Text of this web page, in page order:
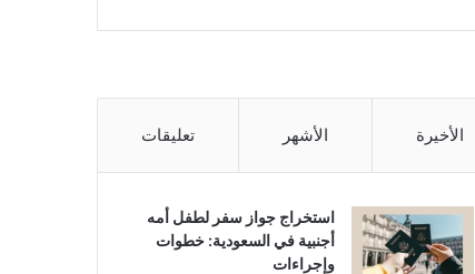
الأخيرة الأشهر تعليقات
استخراج جواز سفر لطفل أمه
أجنبية في السعودية: خطوات
وإجراءات